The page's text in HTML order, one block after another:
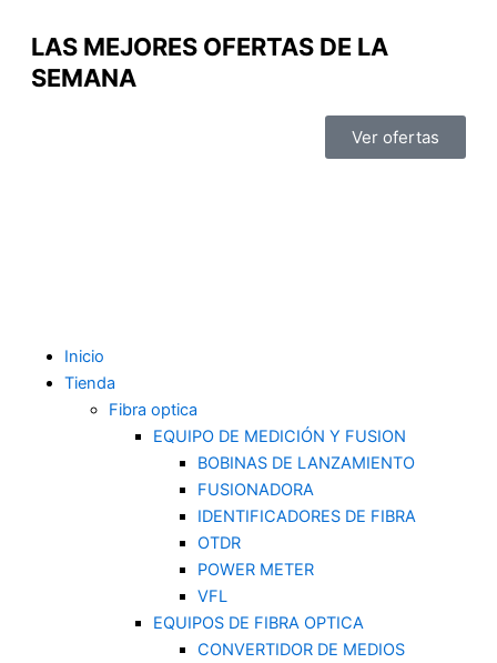
contenido
LAS MEJORES OFERTAS DE LA
SEMANA
Ver ofertas
eInicio
Tienda
Fibra optica
EQUIPO DE MEDICIÓN Y FUSION
BOBINAS DE LANZAMIENTO
FUSIONADORA
IDENTIFICADORES DE FIBRA
OTDR
POWER METER
VFL
EQUIPOS DE FIBRA OPTICA
CONVERTIDOR DE MEDIOS